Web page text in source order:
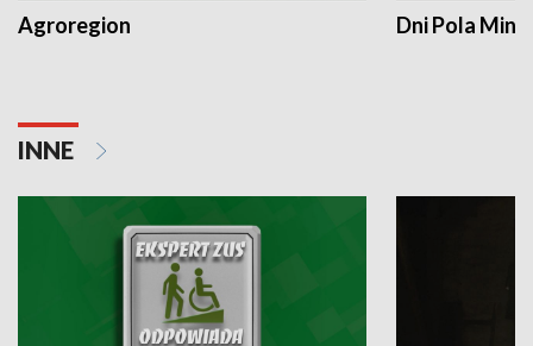
Agroregion Dni Pola
INNE